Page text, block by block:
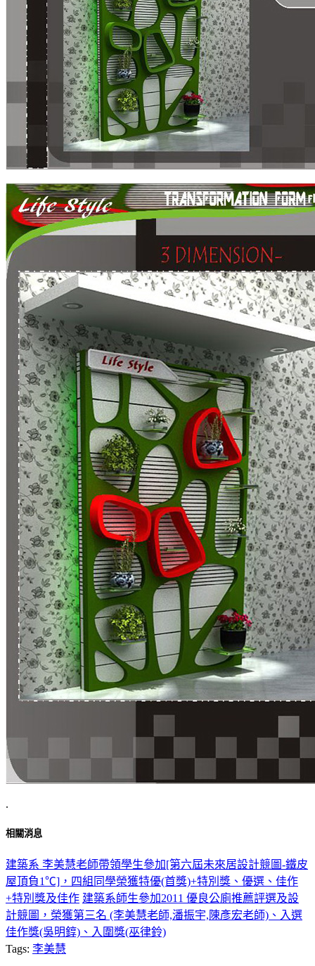
.
相關消息
建築系 李美慧老師帶領學生參加[第六屆未來居設計競圖-鐵皮
屋頂負1℃]，四組同學榮獲特優(首獎)+特別獎、優選、佳作
+特別獎及佳作 建築系師生參加2011 優良公廁推薦評選及設
計競圖，榮獲第三名 (李美慧老師,潘振宇,陳彥宏老師)、入選
佳作獎(吳明錞)、入圍獎(巫律鈴)
Tags: 李美慧